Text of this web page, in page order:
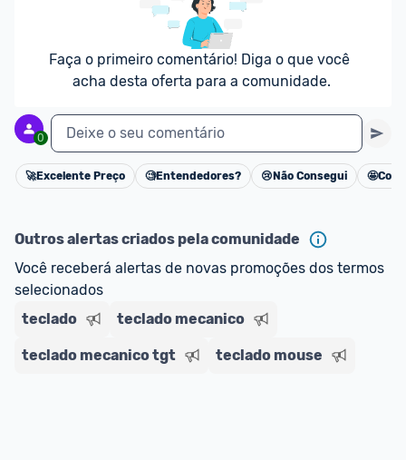
Faça o primeiro comentário! Diga o que você
acha desta oferta para a comunidade.
0 Deixe o seu comentário
Cancelar
🚀Excelente Preço 🧐Entendedores? 😢 Não Consegui 🤩
Outros alertas criados pela comunidade
Você receberá alertas de novas promoções dos termos
selecionados
teclado
teclado mecanico
teclado mecanico tgt teclado mouse